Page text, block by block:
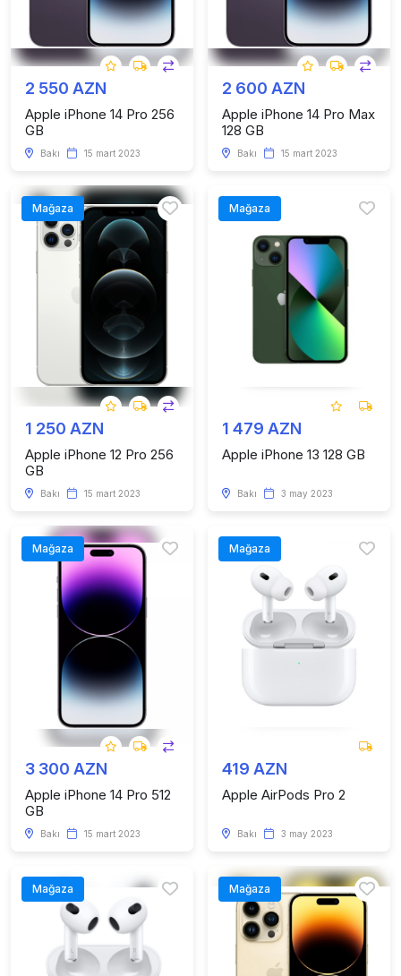
2 550 AZN
Apple iPhone 14 Pro 256
GB
Bakı 15 mart 2023
2 600 AZN
Apple iPhone 14 Pro Max
128 GB
Bakı 15 mart 2023
Mağaza
1 250 AZN
Apple iPhone 12 Pro 256
GB
Bakı 15 mart 2023
Mağaza
1 479 AZN
Apple iPhone 13 128 GB
Bakı 3 may 2023
Mağaza
3 300 AZN
Apple iPhone 14 Pro 512
GB
Bakı 15 mart 2023
Mağaza
419 AZN
Apple AirPods Pro 2
Bakı 3 may 2023
Mağaza Mağaza